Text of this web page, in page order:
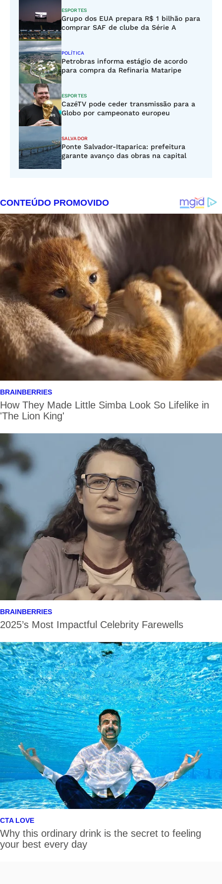
ESPORTES
Grupo dos EUA prepara R$ 1 bilhão para
comprar SAF de clube da Série A
POLÍTICA
Petrobras informa estágio de acordo
para compra da Refinaria Mataripe
ESPORTES
CazéTV pode ceder transmissão para a
Globo por campeonato europeu
SALVADOR
Ponte Salvador-Itaparica: prefeitura
garante avanço das obras na capital